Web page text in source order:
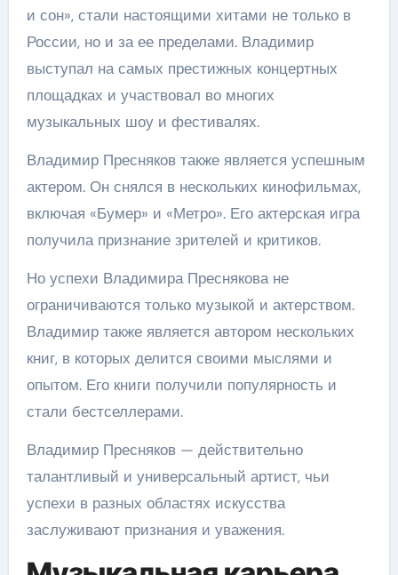
и сон», стали настоящими хитами не только в
России, но и за ее пределами. Владимир
выступал на самых престижных концертных
площадках и участвовал во многих
музыкальных шоу и фестивалях.
Владимир Пресняков также является успешным
актером. Он снялся в нескольких кинофильмах,
включая «Бумер» и «Метро». Его актерская игра
получила признание зрителей и критиков.
Но успехи Владимира Преснякова не
ограничиваются только музыкой и актерством.
Владимир также является автором нескольких
книг, в которых делится своими мыслями и
опытом. Его книги получили популярность и
стали бестселлерами.
Владимир Пресняков — действительно
талантливый и универсальный артист, чьи
успехи в разных областях искусства
заслуживают признания и уважения.